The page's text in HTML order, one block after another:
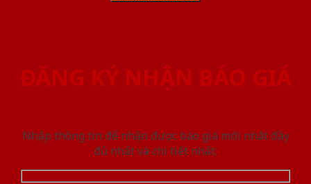
ĐĂNG KÝ NHẬN BÁO GIÁ
Nhập thông tin để nhận được báo giá mới nhât đầy
đủ nhất và chi tiết nhất.